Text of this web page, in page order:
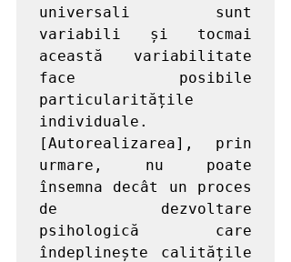
universali sunt
variabili și tocmai
această variabilitate
face posibile
particularitățile
individuale.
[Autorealizarea], prin
urmare, nu poate
însemna decât un proces
de dezvoltare
psihologică care
îndeplinește calitățile